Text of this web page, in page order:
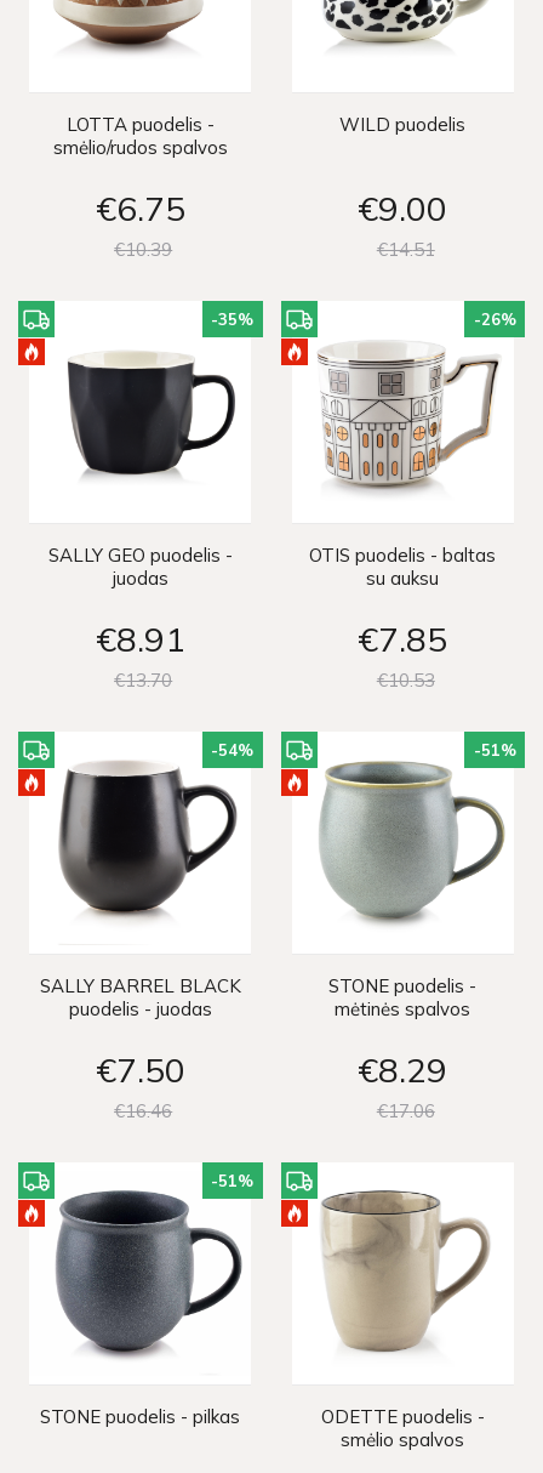
LOTTA puodelis -
smėlio/rudos spalvos
€6 75
€1039
WILD puodelis
€9 00
€1451
-35%
SALLY GEO puodelis -
juodas
€8 91
€1370
-26%
OTIS puodelis - baltas
su auksu
€7 85
€1053
-54%
SALLY BARREL BLACK
puodelis - juodas
€7 50
€1646
-51%
STONE puodelis -
mėtinės spalvos
€8 29
€1706
-51%
STONE puodelis - pilkas
ODETTE puodelis -
smėlio spalvos